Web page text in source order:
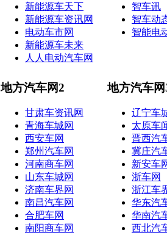
新能源车天下
新能源车资讯网
电动车市网
新能源车未来
人人电动汽车网
智车讯
智车动
智能电
地方汽车网2
甘肃车资讯网
青海车城网
西安车网
郑州汽车网
河南商车网
山东车城网
济南车界网
南昌汽车网
合肥车网
南阳商车网
地方汽车网
辽宁车
太原车
晋西汽
冀庄汽
新安车
浙车网
浙江车
华东汽
华南汽
西北汽